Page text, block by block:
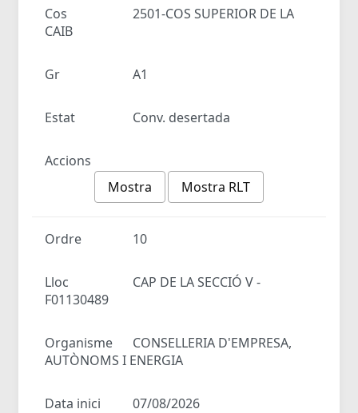
Cos
2501-COS SUPERIOR DE LA
CAIB
Gr A1
Estat Conv. desertada
Accions
Mostra
Mostra RLT
Ordre 10
Lloc
CAP DE LA SECCIÓ V -
F01130489
Organisme
CONSELLERIA D'EMPRESA,
AUTÒNOMS I ENERGIA
Data inici 07/08/2026